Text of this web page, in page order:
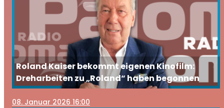
Roland Kaiser bekommt eigenen Kinofilm:
Dreharbeiten zu „Roland“ haben begonnen
08. Januar 2026 16:00